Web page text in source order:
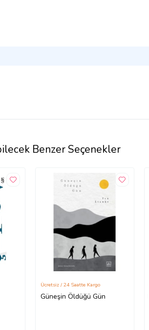
Benzer Seçenekler
Güneşin Öldüğü Gün
Ücretsiz / 24 Saatte Kargo